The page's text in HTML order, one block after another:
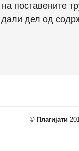
поставените
дел од
© Плагијати